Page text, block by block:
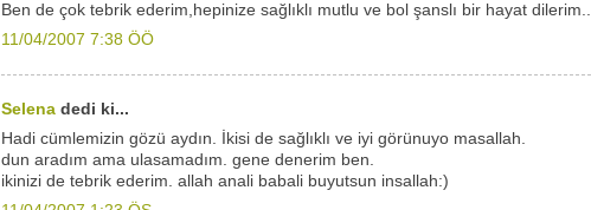
Ben de çok tebrik ederim,hepinize sağlıklı mutlu ve bol şanslı bir hayat dilerim..
11/04/2007 7:38 ÖÖ
Selena dedi ki...
Hadi cümlemizin gözü aydın. İkisi de sağlıklı ve iyi görünuyo masallah.
dun aradım ama ulasamadım. gene denerim ben.
ikinizi de tebrik ederim. allah anali babali buyutsun insallah:)